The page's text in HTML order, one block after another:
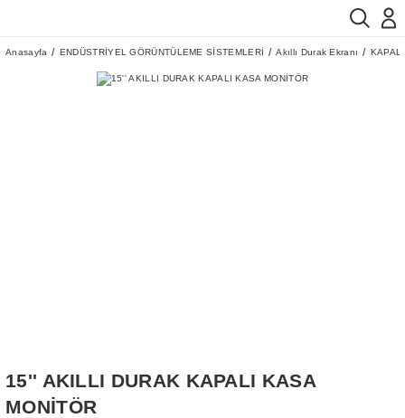
Anasayfa ENDÜSTRİYEL GÖRÜNTÜLEME SİSTEMLERİ Akıllı Durak Ekranı
15'' AKILLI DURAK KAPALI KASA
MONİTÖR